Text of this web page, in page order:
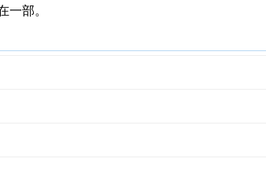
一部。